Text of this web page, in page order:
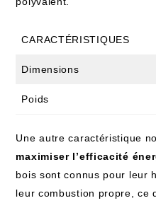
CARACTÉRISTIQUES
Dimensions
Poids
Une autre caractéristique
maximiser l’efficacité
bois sont connus pour leur
leur combustion propre, ce